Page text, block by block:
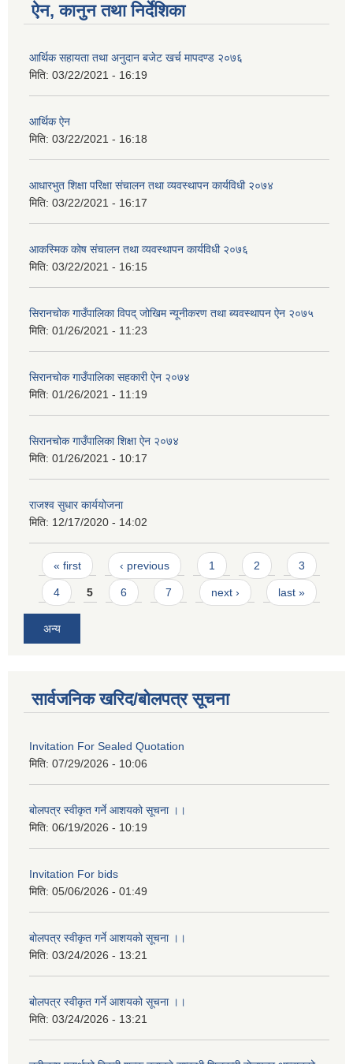
ऐन, कानुन तथा निर्देशिका
आर्थिक सहायता तथा अनुदान बजेट खर्च मापदण्ड २०७६
मिति: 03/22/2021 - 16:19
आर्थिक ऐन
मिति: 03/22/2021 - 16:18
आधारभुत शिक्षा परिक्षा संचालन तथा व्यवस्थापन कार्यविधी २०७४
मिति: 03/22/2021 - 16:17
आकस्मिक कोष संचालन तथा व्यवस्थापन कार्यविधी २०७६
मिति: 03/22/2021 - 16:15
सिरानचोक गाउँपालिका विपद् जोखिम न्यूनीकरण तथा ब्यवस्थापन ऐन २०७५
मिति: 01/26/2021 - 11:23
सिरानचोक गाउँपालिका सहकारी ऐन २०७४
मिति: 01/26/2021 - 11:19
सिरानचोक गाउँपालिका शिक्षा ऐन २०७४
मिति: 01/26/2021 - 10:17
राजश्व सुधार कार्ययोजना
मिति: 12/17/2020 - 14:02
Pages
« first ‹ previous 1 2 3
4 5 6 7 next › last »
अन्य
सार्वजनिक खरिद/बोलपत्र सूचना
Invitation For Sealed Quotation
मिति: 07/29/2026 - 10:06
बोलपत्र स्वीकृत गर्ने आशयको सूचना ।।
मिति: 06/19/2026 - 10:19
Invitation For bids
मिति: 05/06/2026 - 01:49
बोलपत्र स्वीकृत गर्ने आशयको सूचना ।।
मिति: 03/24/2026 - 13:21
बोलपत्र स्वीकृत गर्ने आशयको सूचना ।।
मिति: 03/24/2026 - 13:21